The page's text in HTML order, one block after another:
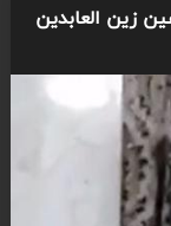
زین العابدین